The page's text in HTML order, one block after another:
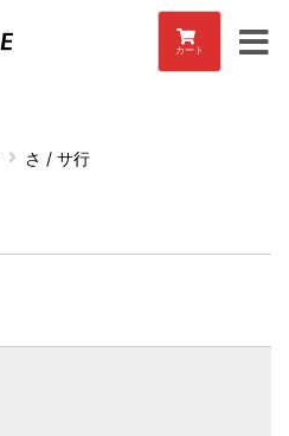
カート
さ / サ行